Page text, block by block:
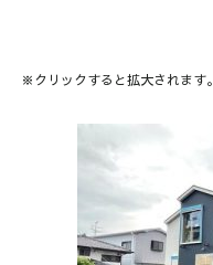
※クリックすると拡大されます。